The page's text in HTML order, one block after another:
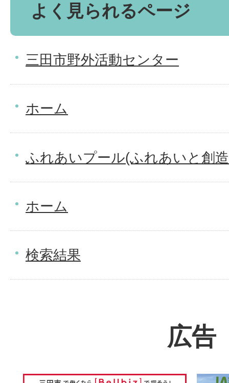
よく見られるページ
三田市野外活動センター
ホーム
ふれあいプール(ふれあいと創
ホーム
検索結果
広告